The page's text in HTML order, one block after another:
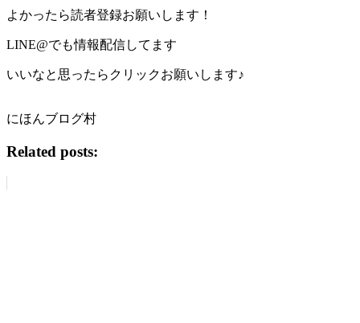
よかったら読者登録お願いします！
LINE@でも情報配信してます
いいなと思ったらクリックお願いします♪
にほんブログ村
Related posts: